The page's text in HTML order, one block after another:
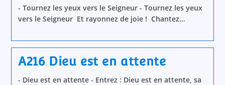
- Tournez les yeux vers le Seigneur - Tournez les yeux
vers le Seigneur Et rayonnez de joie ! Chantez…
A216 Dieu est en attente
- Dieu est en attente - Entrez : Dieu est en attente, sa